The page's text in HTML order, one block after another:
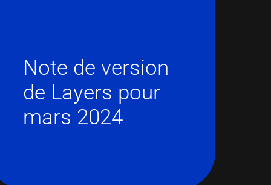
Note de version
de Layers pour
mars 2024